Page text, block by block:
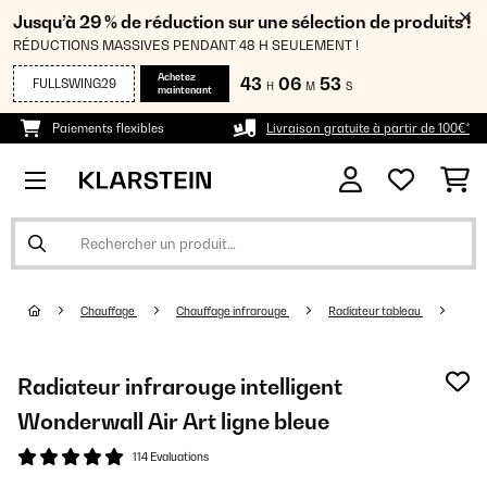
Jusqu’à 29 % de réduction sur une sélection de produits !
RÉDUCTIONS MASSIVES PENDANT 48 H SEULEMENT !
FULLSWING29
Achetez
maintenant
43 H 06 M 52 S
Paiements flexibles Livraison gratuite à partir de 100€*
Chauffage Chauffage infrarouge Radiateur tableau
Radiateur infrarouge intelligent
Wonderwall Air Art ligne bleue
114 Evaluations